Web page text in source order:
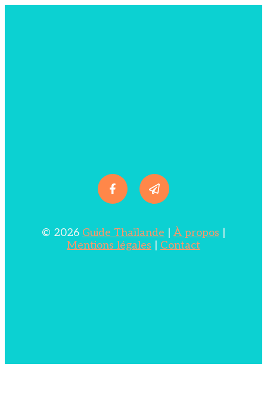
© 2026 Guide Thaïlande À propos
Mentions légales
Contact